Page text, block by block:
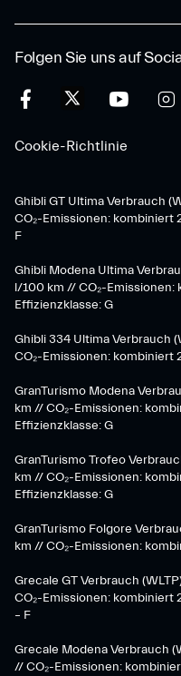
Folgen Sie uns auf
Cookie-Richtlinie
Ghibli GT Ultima Verbrauch
CO₂-Emissionen: kombiniert
F
Ghibli Modena Ultima
l/100 km // CO₂-
Effizienzklasse: G
Ghibli 334 Ultima Verbrauch
CO₂-Emissionen:
GranTurismo Modena
km // CO₂-Emissionen:
Effizienzklasse: G
GranTurismo Trofeo
km // CO₂-Emissionen:
Effizienzklasse: G
GranTurismo Folgore
km // CO₂-Emissionen:
Grecale GT Verbrauch
CO₂-Emissionen: kombiniert
– F
Grecale Modena Verbrauch
// CO₂-Emissionen: